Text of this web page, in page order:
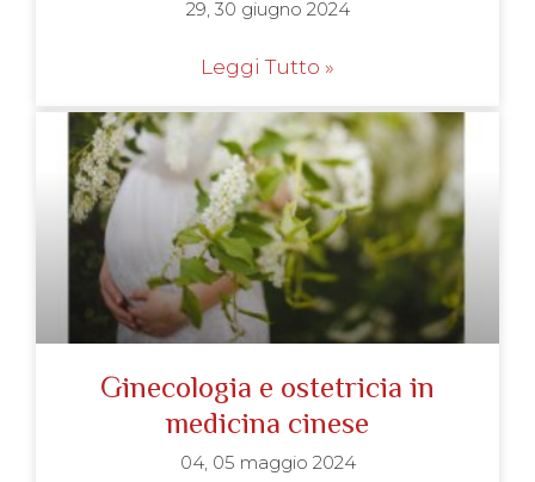
29, 30 giugno 2024
Leggi Tutto »
Ginecologia e ostetricia in
medicina cinese
04, 05 maggio 2024